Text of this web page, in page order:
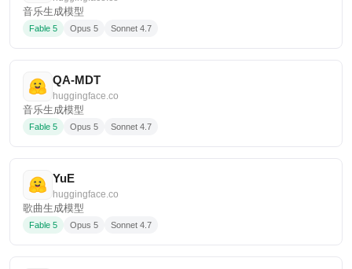
音乐生成模型
Fable 5 Opus 5 Sonnet 4.7
QA-MDT
huggingface.co
音乐生成模型
Fable 5 Opus 5 Sonnet 4.7
YuE
huggingface.co
歌曲生成模型
Fable 5 Opus 5 Sonnet 4.7